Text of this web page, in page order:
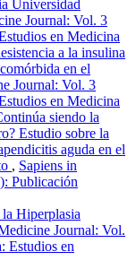
Universidad
Journal: Vol. 3
en Medicina
a la insulina
en el
Journal: Vol. 3
en Medicina
siendo la
Estudio sobre la
aguda en el
, Sapiens in
Publicación
Hiperplasia
Journal: Vol.
Estudios en